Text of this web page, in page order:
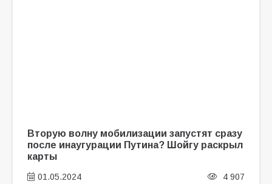
Вторую волну мобилизации запустят сразу
после инаугурации Путина? Шойгу раскрыл
карты
01.05.2024 4 907